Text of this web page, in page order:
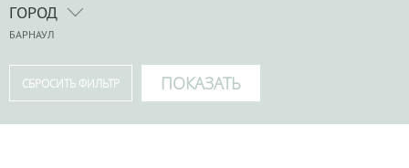
ГОРОД
БАРНАУЛ